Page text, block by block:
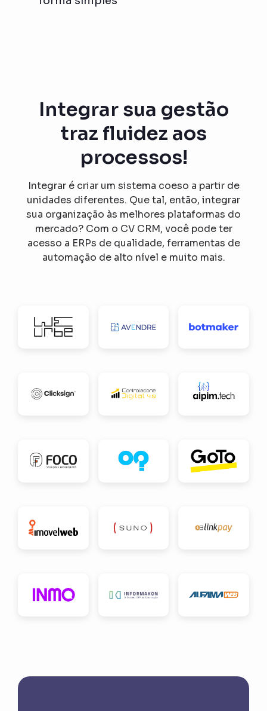
Integrar sua gestão
traz fluidez aos
processos!
Integrar é criar um sistema coeso a partir de
unidades diferentes. Que tal, então, integrar
sua organização às melhores plataformas do
mercado? Com o CV CRM, você pode ter
acesso a ERPs de qualidade, ferramentas de
automação de alto nível e muito mais.